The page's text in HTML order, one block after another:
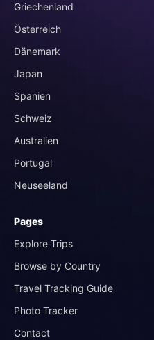
Griechenland
Österreich
Dänemark
Japan
Spanien
Schweiz
Australien
Portugal
Neuseeland
Pages
Explore Trips
Browse by Country
Travel Tracking Guide
Photo Tracker
Contact